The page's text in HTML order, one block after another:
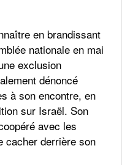
en brandissant
nationale en mai
exclusion
dénoncé
à son encontre, en
sur Israël. Son
avec les
cacher derrière son